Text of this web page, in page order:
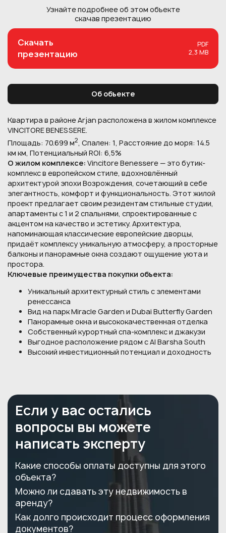
Узнайте подробнее об этом объекте
скачав презентацию
Скачать
презентацию
PDF
2,3 MB
Об объекте
Квартира в районе Arjan расположена в жилом комплексе
VINCITORE BENESSERE.
Площадь: 70.699 м2, Спален: 1, Расстояние до моря: 14.5
км км, Потенциальный ROI: 6,5%
О жилом комплексе: Vincitore Benessere — это бутик-
комплекс в европейском стиле, вдохновлённый
архитектурой эпохи Возрождения, сочетающий в себе
элегантность, комфорт и функциональность. Этот жилой
проект предлагает своим резидентам стильные студии,
апартаменты с 1 и 2 спальнями, спроектированные с
акцентом на качество и эстетику. Архитектура,
напоминающая классические европейские дворцы,
придаёт комплексу уникальную атмосферу, а просторные
балконы и панорамные окна создают ощущение уюта и
простора.
Ключевые преимущества покупки объекта:
Уникальный архитектурный стиль с элементами
ренессанса
Вид на парк Miracle Garden и Dubai Butterfly Garden
Панорамные окна и высококачественная отделка
Собственный курортный спа-комплекс и джакузи
Выгодное расположение рядом с Al Barsha South
Высокий инвестиционный потенциал и доходность
Если у вас остались
вопросы вы можете
написать эксперту
Какие способы оплаты доступны для этого
объекта?
Можно ли сдавать эту недвижимость в
аренду?
Как долго происходит процесс оформления
документов?